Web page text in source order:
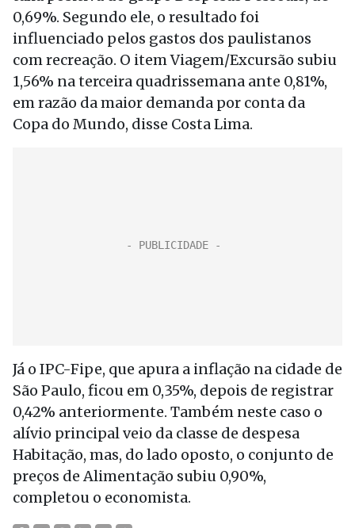
0,69%. Segundo ele, o resultado foi
influenciado pelos gastos dos paulistanos
com recreação. O item Viagem/Excursão subiu
1,56% na terceira quadrissemana ante 0,81%,
em razão da maior demanda por conta da
Copa do Mundo, disse Costa Lima.
Já o IPC-Fipe, que apura a inflação na cidade de
São Paulo, ficou em 0,35%, depois de registrar
0,42% anteriormente. Também neste caso o
alívio principal veio da classe de despesa
Habitação, mas, do lado oposto, o conjunto de
preços de Alimentação subiu 0,90%,
completou o economista.